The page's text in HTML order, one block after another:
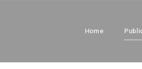
Home